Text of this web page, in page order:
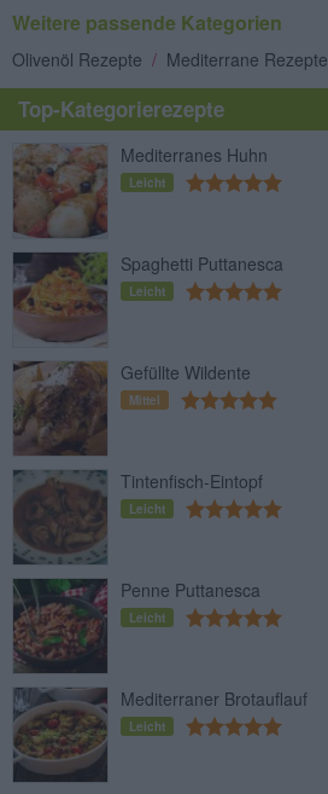
Weitere passende Kategorien
Olivenöl Rezepte / Mediterrane Rezepte
Top-Kategorierezepte
Mediterranes Huhn
Leicht
Spaghetti Puttanesca
Leicht
Gefüllte Wildente
Mittel
Tintenfisch-Eintopf
Leicht
Penne Puttanesca
Leicht
Mediterraner Brotauflauf
Leicht